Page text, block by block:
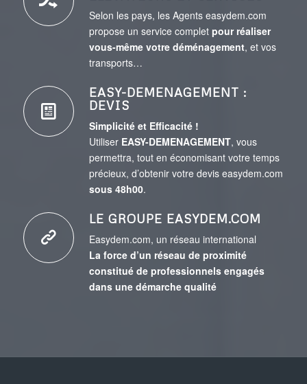
Selon les pays, les Agents easydem.com
propose un service complet pour réaliser
vous-même votre déménagement, et vos
transports…
EASY-DEMENAGEMENT :
DEVIS
Simplicité et Efficacité !
UtiliserEASY-DEMENAGEMENT, vous
permettra, tout en économisant votre temps
précieux, d’obtenir votre devis easydem.com
sous 48h00.
LE GROUPE EASYDEM.COM
Easydem.com, un réseau international
La force d’un réseau de proximité
constitué de professionnels engagés
dans une démarche qualité